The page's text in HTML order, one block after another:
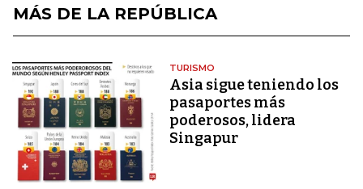
MÁS DE LA REPÚBLICA
TURISMO
Asia sigue teniendo los
pasaportes más
poderosos, lidera
Singapur